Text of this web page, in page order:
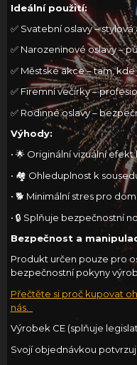
Ideální použití:
✅ Svatební oslavy –
✅ Narozeninové oslavy –
✅ Městské akce – tam,
✅ Firemní večírky –
✅ Rodinné oslavy –
Výhody:
• 🌟 Originální vizuální
• 🏘️ Ohleduplnost k
• 🐕 Minimální stres pro
• 🔒 Splňuje bezpečnostní
Bezpečnost a
Produkt určen pouze pro
bezpečnostní pokyny
Přečtěte si proč kupovat
nás.
Výrobek CE (splňuje
Svojí objednávkou